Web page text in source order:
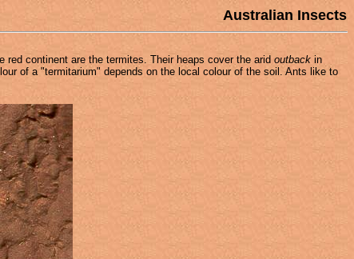
Australian Insects
red continent are the termites. Their heaps cover the arid outback in
of a "termitarium" depends on the local colour of the soil. Ants like to